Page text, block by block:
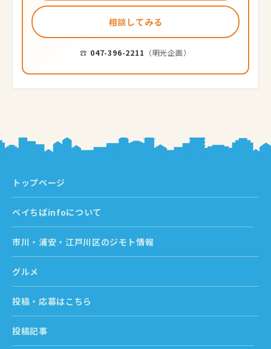
相談してみる
☎ 047-396-2211 （明光企画）
トップページ
ベイちばinfoについて
市川・浦安・江戸川区のジモト情報
グルメ
投稿・応募はこちら
投稿記事